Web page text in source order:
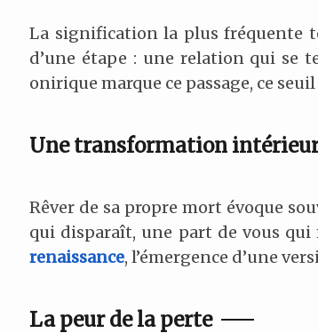
La signification la plus fréquente
d’une étape : une relation qui se
onirique marque ce passage, ce
Une transformation
Rêver de sa propre mort évoque
qui disparaît, une part de vous qui
renaissance, l’émergence d’une
Lapeurde la perte